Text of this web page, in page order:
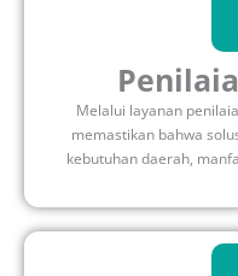
Melalui layanan
memastikan bahwa
kebutuhan daerah,